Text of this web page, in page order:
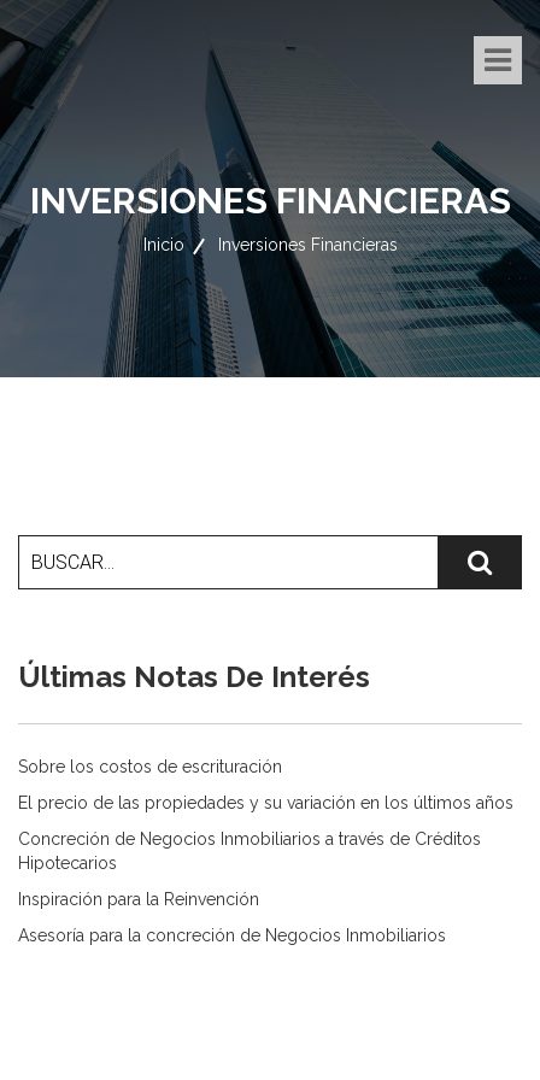
INVERSIONES FINANCIERAS
Inicio Inversiones Financieras
Últimas Notas De Interés
Sobre los costos de escrituración
El precio de las propiedades y su variación en los últimos años
Concreción de Negocios Inmobiliarios a través de Créditos
Hipotecarios
Inspiración para la Reinvención
Asesoría para la concreción de Negocios Inmobiliarios